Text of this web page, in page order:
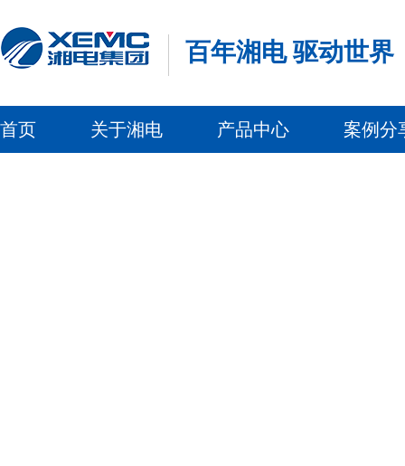
百年湘电 驱动世界
首页 关于湘电 产品中心 案例分